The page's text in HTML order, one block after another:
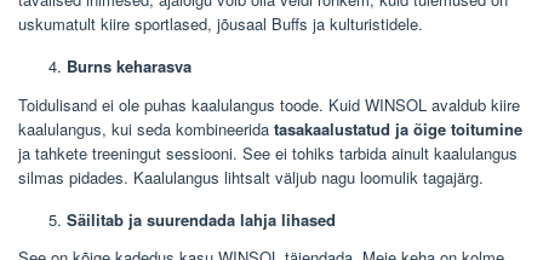
uskumatult kiire sportlased, jõusaal Buffs ja kulturistidele.
Burns keharasva
Toidulisand ei ole puhas kaalulangus toode. Kuid WINSOL avaldub kiire
kaalulangus, kui seda kombineerida tasakaalustatud ja õige toitumine
ja tahkete treeningut sessiooni. See ei tohiks tarbida ainult kaalulangus
silmas pidades. Kaalulangus lihtsalt väljub nagu loomulik tagajärg.
Säilitab ja suurendada lahja lihased